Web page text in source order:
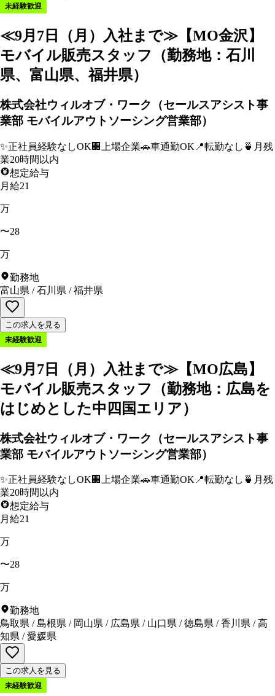
未経験歓迎
≪9月7日（月）入社まで≫【MO金沢】
モバイル販売スタッフ（勤務地：石川
県、富山県、福井県）
株式会社ウィルオブ・ワーク（セールスアシスト事
業部 モバイルアウトソーシング営業部）
✨正社員経験なしOK 🏢 上場企業🚗車通勤OK 📍転勤なし 🍵 月残
業20時間以内
想定給与
月給21
万
〜28
万
勤務地
富山県 /石川県 /福井県
この求人を見る
未経験歓迎
≪9月7日（月）入社まで≫【MO広島】
モバイル販売スタッフ（勤務地：広島を
はじめとした中四国エリア）
株式会社ウィルオブ・ワーク（セールスアシスト事
業部 モバイルアウトソーシング営業部）
✨正社員経験なしOK 🏢 上場企業🚗車通勤OK 📍転勤なし 🍵 月残
業20時間以内
想定給与
月給21
万
〜28
万
勤務地
鳥取県 /島根県 / 岡山県 / 広島県 / 山口県 /徳島県 /香川県 /高
知県 /愛媛県
この求人を見る
未経験歓迎